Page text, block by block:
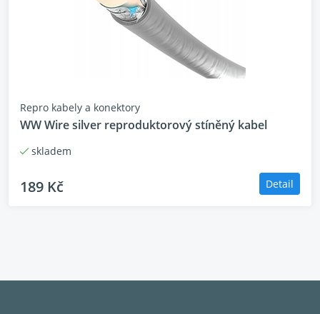
Repro kabely a konektory
WW Wire silver reproduktorový stíněný kabel
skladem
189 Kč Detail